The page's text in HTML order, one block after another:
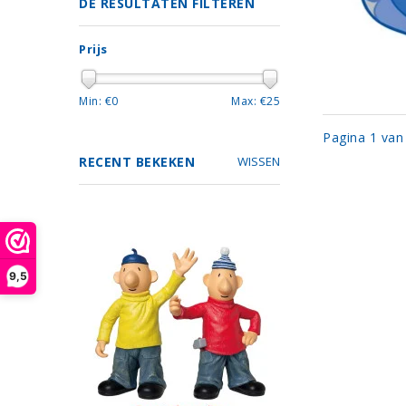
9,5
Pagina 1
Prijs
Min: €0 Max: €25
RECENT BEKEKEN WISSEN